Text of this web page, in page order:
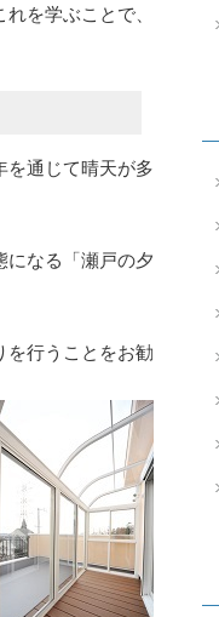
を学ぶことで、
を通じて晴天が多
になる「瀬戸の夕
を行うことをお勧